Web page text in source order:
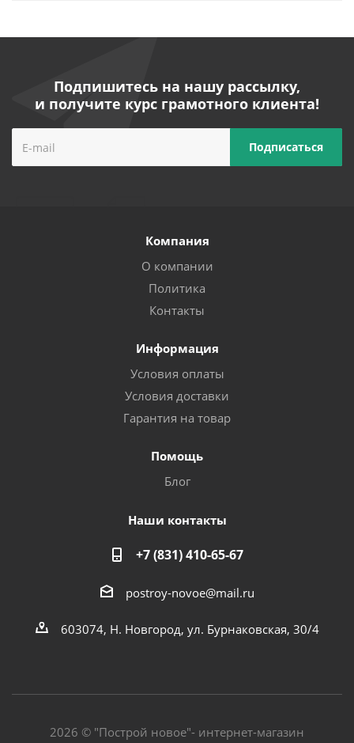
Подпишитесь на нашу рассылку,
и получите курс грамотного клиента!
Компания
О компании
Политика
Контакты
Информация
Условия оплаты
Условия доставки
Гарантия на товар
Помощь
Блог
Наши контакты
+7 (831) 410-65-67
postroy-novoe@mail.ru
603074, Н. Новгород, ул. Бурнаковская, 30/4
2026 © "Построй новое"- интернет-магазин